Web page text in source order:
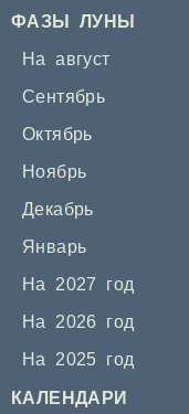
ФАЗЫ ЛУНЫ
На август
Сентябрь
Октябрь
Ноябрь
Декабрь
Январь
На 2027 год
На 2026 год
На 2025 год
КАЛЕНДАРИ